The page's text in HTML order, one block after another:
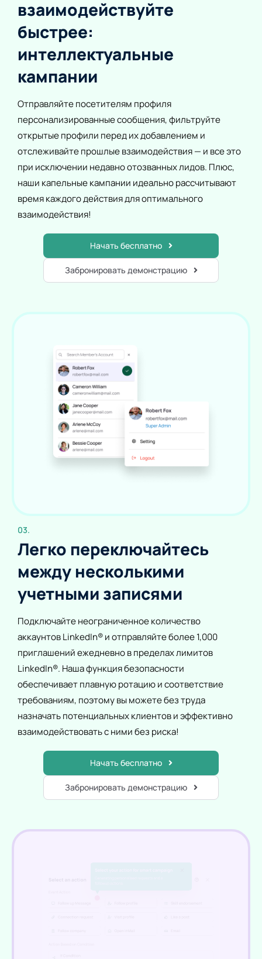
взаимодействуйте
быстрее:
интеллектуальные
кампании
Отправляйте посетителям профиля
персонализированные сообщения, фильтруйте
открытые профили перед их добавлением и
отслеживайте прошлые взаимодействия — и все это
при исключении недавно отозванных лидов. Плюс,
наши капельные кампании идеально рассчитывают
время каждого действия для оптимального
взаимодействия!
Начать бесплатно
Забронировать демонстрацию
03.
Легко переключайтесь
между несколькими
учетными записями
Подключайте неограниченное количество
аккаунтов LinkedIn® и отправляйте более 1,000
приглашений ежедневно в пределах лимитов
LinkedIn®. Наша функция безопасности
обеспечивает плавную ротацию и соответствие
требованиям, поэтому вы можете без труда
назначать потенциальных клиентов и эффективно
взаимодействовать с ними без риска!
Начать бесплатно
Забронировать демонстрацию